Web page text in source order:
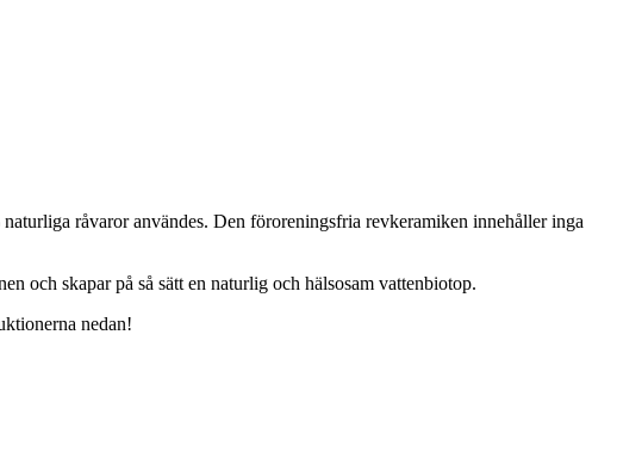
råvaror användes. Den föroreningsfria revkeramiken innehåller inga
och skapar på så sätt en naturlig och hälsosam vattenbiotop.
nedan!